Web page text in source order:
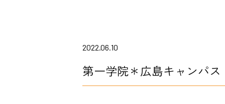
2022.06.10
第一学院＊広島キャンパ